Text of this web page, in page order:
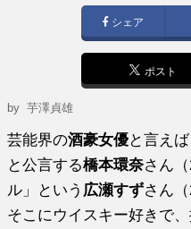
シェア
ポスト
by芋澤貞雄
芸能界の酒豪女優と言え
と公言する橋本環奈さん
ル」という 広瀬すずさん
そこにウイスキー好きで